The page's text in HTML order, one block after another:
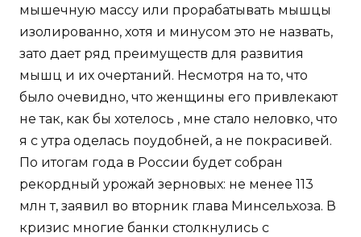
мышечную массу или прорабатывать мышцы
изолированно, хотя и минусом это не назвать,
зато дает ряд преимуществ для развития
мышц и их очертаний. Несмотря на то, что
было очевидно, что женщины его привлекают
не так, как бы хотелось , мне стало неловко, что
я с утра оделась поудобней, а не покрасивей.
По итогам года в России будет собран
рекордный урожай зерновых: не менее 113
млн т, заявил во вторник глава Минсельхоза. В
кризис многие банки столкнулись с